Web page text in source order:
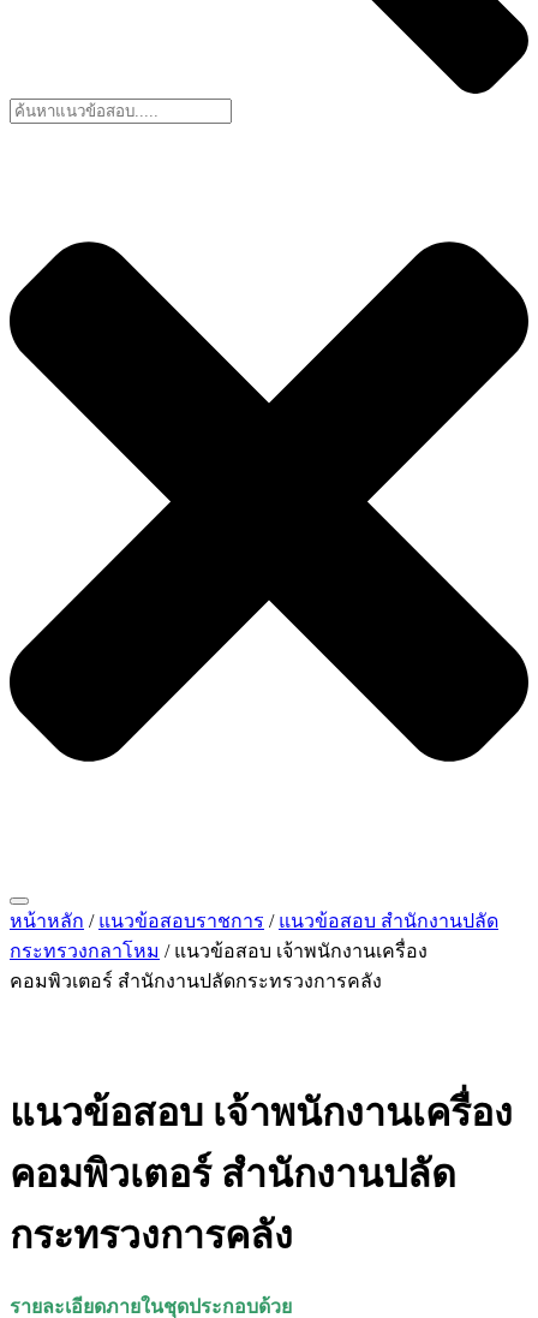
หน้าหลัก / แนวข้อสอบราชการ / แนวข้อสอบ สำนักงานปลัด
กระทรวงกลาโหม / แนวข้อสอบ เจ้าพนักงานเครื่อง
คอมพิวเตอร์ สำนักงานปลัดกระทรวงการคลัง
แนวข้อสอบ เจ้าพนักงานเครื่อง
คอมพิวเตอร์ สำนักงานปลัด
กระทรวงการคลัง
รายละเอียดภายในชุดประกอบด้วย